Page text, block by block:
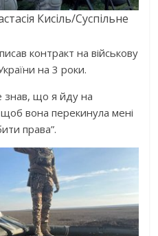
Кисіль/Суспільне
контракт на військову
на 3 роки.
знав, що я йду на
вона перекинула мені
права”.